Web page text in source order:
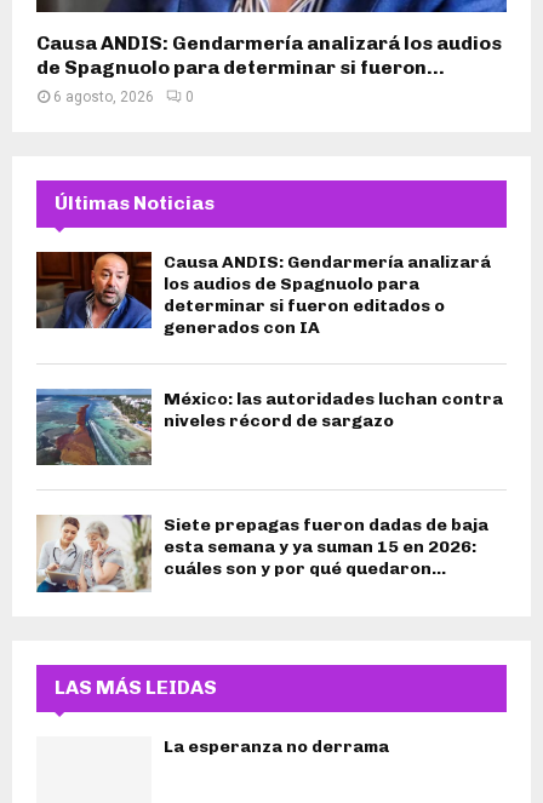
Causa ANDIS: Gendarmería analizará los audios
de Spagnuolo para determinar si fueron...
6 agosto, 2026 0
Últimas Noticias
Causa ANDIS: Gendarmería analizará
los audios de Spagnuolo para
determinar si fueron editados o
generados con IA
México: las autoridades luchan contra
niveles récord de sargazo
Siete prepagas fueron dadas de baja
esta semana y ya suman 15 en 2026:
cuáles son y por qué quedaron...
LAS MÁS LEIDAS
La esperanza no derrama